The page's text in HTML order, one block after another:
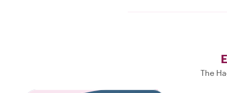
The